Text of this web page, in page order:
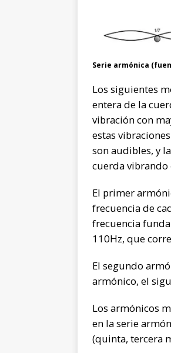
Serie armónica
Los siguientes
entera de la
vibración con
estas
son audibles, y
cuerda
El primer
frecuencia de
frecuencia
110Hz, que
El segundo
armónico, el
Los armónicos
en la serie
(quinta, tercera